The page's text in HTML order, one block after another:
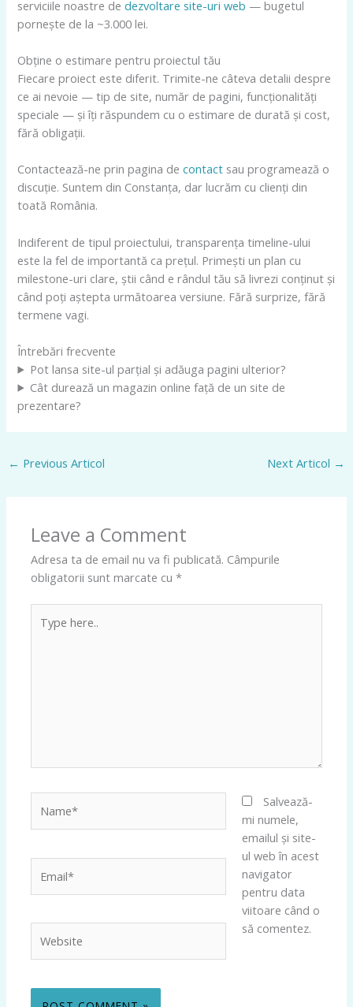
serviciile noastre dedezvoltare site-uri web — bugetul
pornește de la ~3.000 lei.
Obține o estimare pentru proiectul tău
Fiecare proiect este diferit. Trimite-ne câteva detalii despre
ce ai nevoie — tip de site, număr de pagini, funcționalități
speciale — și îți răspundem cu o estimare de durată și cost,
fără obligații.
Contactează-ne prin pagina decontact sau programează o
discuție. Suntem din Constanța, dar lucrăm cu clienți din
toată România.
Indiferent de tipul proiectului, transparența timeline-ului
este la fel de importantă ca prețul. Primești un plan cu
milestone-uri clare, știi când e rândul tău să livrezi conținut și
când poți aștepta următoarea versiune. Fără surprize, fără
termene vagi.
Întrebări frecvente
Pot lansa site-ul parțial și adăuga pagini ulterior?
Cât durează un magazin online față de un site de
prezentare?
← Previous Articol Next Articol →
Leave a Comment
Adresa ta de email nu va fi publicată. Câmpurile
obligatorii sunt marcate cu*
here..
Salvează-
mi numele,
emailul și site-
ul web în acest
navigator
pentru data
viitoare când o
să comentez.